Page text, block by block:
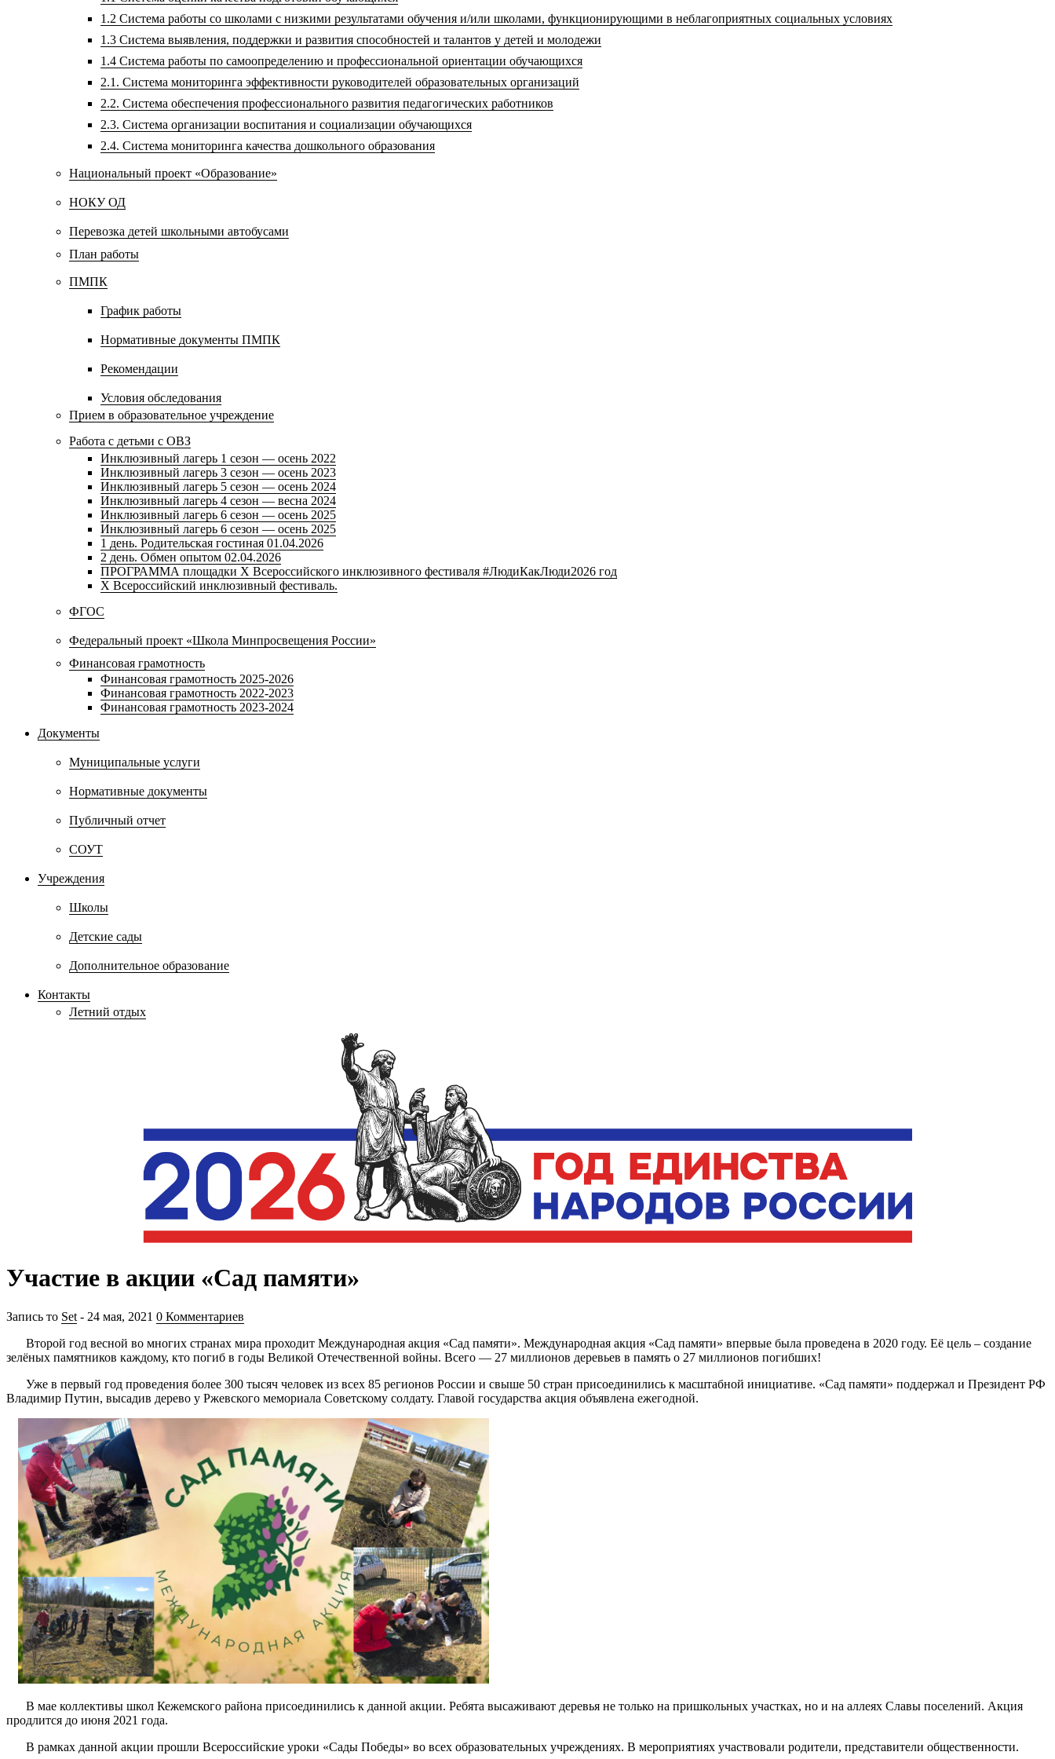
1.2 Система работы со школами с низкими результатами обучения и/или школами, функционирующими в неблагоприятных социальных условиях
1.3 Система выявления, поддержки и развития способностей и талантов у детей и молодежи
1.4 Система работы по самоопределению и профессиональной ориентации обучающихся
2.1. Система мониторинга эффективности руководителей образовательных организаций
2.2. Система обеспечения профессионального развития педагогических работников
2.3. Система организации воспитания и социализации обучающихся
2.4. Система мониторинга качества дошкольного образования
Национальный проект «Образование»
НОКУ ОД
Перевозка детей школьными автобусами
План работы
ПМПК
График работы
Нормативные документы ПМПК
Рекомендации
Условия обследования
Прием в образовательное учреждение
Работа с детьми с ОВЗ
Инклюзивный лагерь 1 сезон — осень 2022
Инклюзивный лагерь 3 сезон — осень 2023
Инклюзивный лагерь 5 сезон — осень 2024
Инклюзивный лагерь 4 сезон — весна 2024
Инклюзивный лагерь 6 сезон — осень 2025
Инклюзивный лагерь 6 сезон — осень 2025
1 день. Родительская гостиная 01.04.2026
2 день. Обмен опытом 02.04.2026
ПРОГРАММА площадки Х Всероссийского инклюзивного фестиваля #ЛюдиКакЛюди2026 год
X Всероссийский инклюзивный фестиваль.
ФГОС
Федеральный проект «Школа Минпросвещения России»
Финансовая грамотность
Финансовая грамотность 2025-2026
Финансовая грамотность 2022-2023
Финансовая грамотность 2023-2024
Документы
Муниципальные услуги
Нормативные документы
Публичный отчет
СОУТ
Учреждения
Школы
Детские сады
Дополнительное образование
Контакты
Летний отдых
Участие в акции «Сад памяти»
Запись то Set - 24 мая, 2021 0 Комментариев
Второй год весной во многих странах мира проходит Международная акция «Сад памяти». Международная акция «Сад памяти» впервые была проведена в 2020 году. Её цель – создание
зелёных памятников каждому, кто погиб в годы Великой Отечественной войны. Всего — 27 миллионов деревьев в память о 27 миллионов погибших!
Уже в первый год проведения более 300 тысяч человек из всех 85 регионов России и свыше 50 стран присоединились к масштабной инициативе. «Сад памяти» поддержал и Президент РФ
Владимир Путин, высадив дерево у Ржевского мемориала Советскому солдату. Главой государства акция объявлена ежегодной.
В мае коллективы школ Кежемского района присоединились к данной акции. Ребята высаживают деревья не только на пришкольных участках, но и на аллеях Славы поселений. Акция
продлится до июня 2021 года.
В рамках данной акции прошли Всероссийские уроки «Сады Победы» во всех образовательных учреждениях. В мероприятиях участвовали родители, представители общественности.